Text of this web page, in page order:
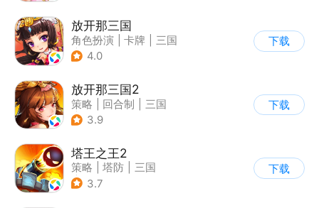
放开那三国
角色扮演 卡牌
三国
| Q版
4.0
下载
放开那三国2
策略 回合制
三国
| Q版
3.9
下载
塔王之王2
策略 塔防
三国
| 中国风
3.7
下载